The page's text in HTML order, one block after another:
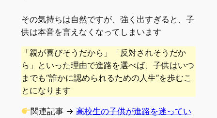
その気持ちは自然ですが、強く出すぎると、子
供は本音を言えなくなってしまいます
「親が喜びそうだから」「反対されそうだか
ら」といった理由で進路を選べば、子供はいつ
までも“誰かに認められるための人生”を歩むこ
とになります
関連記事 → 高校生の子供が進路を迷ってい